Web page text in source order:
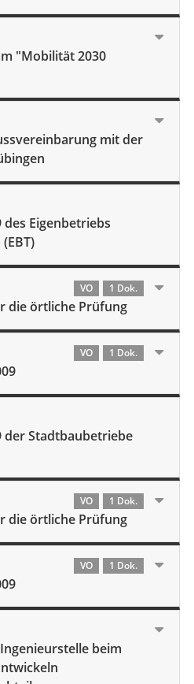
"Mobilität 2030
mit der
des Eigenbetriebs
VO 1 Dok.
die örtliche Prüfung
VO 1 Dok.
der Stadtbaubetriebe
VO 1 Dok.
die örtliche Prüfung
VO 1 Dok.
beim